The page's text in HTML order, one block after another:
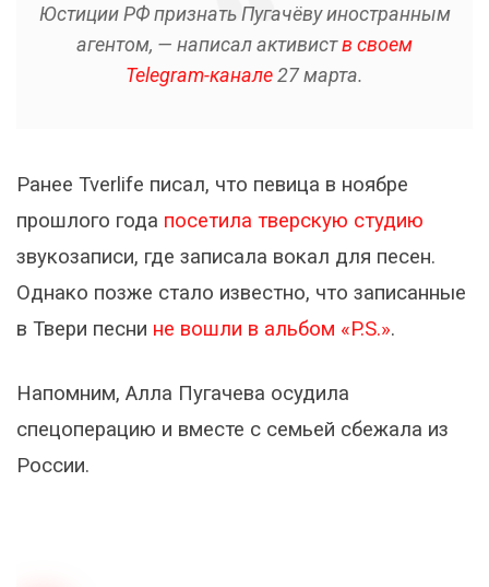
Юстиции РФ признать Пугачёву иностранным
агентом, — написал активиств своем
Telegram-канале27 марта.
Ранее Tverlife писал, что певица в ноябре
прошлого года посетила тверскую студию
звукозаписи, где записала вокал для песен.
Однако позже стало известно, что записанные
в Твери песни не вошли в альбом «P.S.».
Напомним, Алла Пугачева осудила
спецоперацию и вместе с семьей сбежала из
России.